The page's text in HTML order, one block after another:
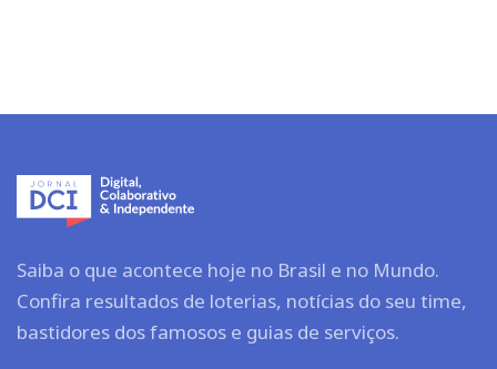
Saiba o que acontece hoje no Brasil e no Mundo.
Confira resultados de loterias, notícias do seu time,
bastidores dos famosos e guias de serviços.